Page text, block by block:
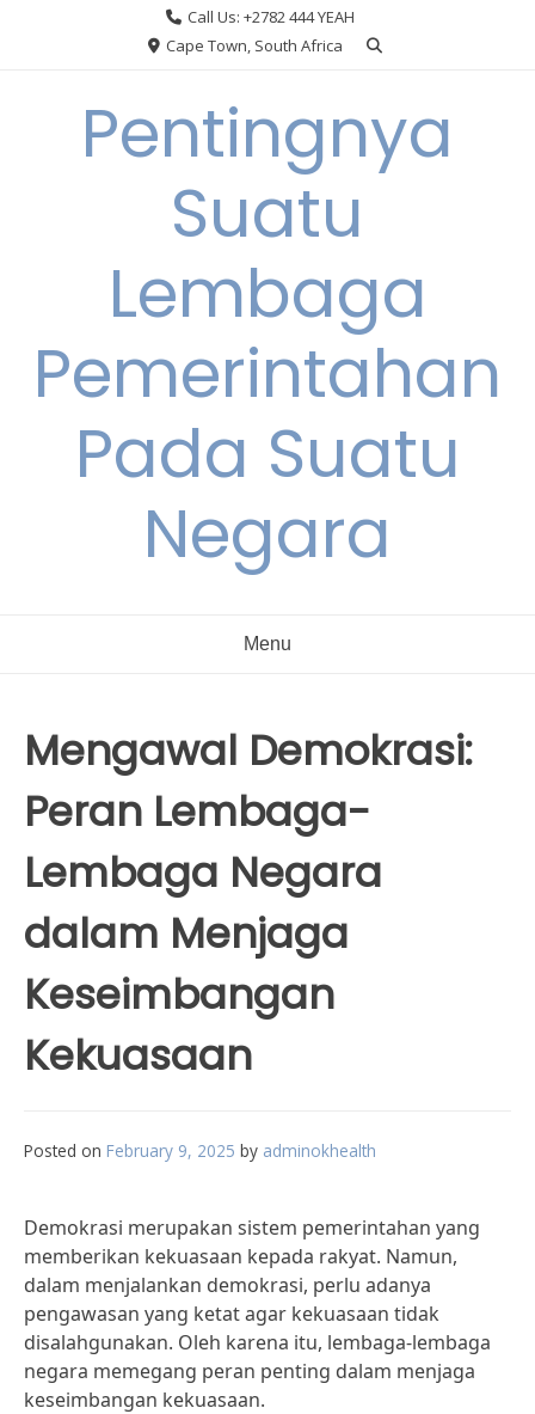
Call Us: +2782 444 YEAH
Cape Town, South Africa
Pentingnya
Suatu
Lembaga
Pemerintahan
Pada Suatu
Negara
Menu
Mengawal Demokrasi:
Peran Lembaga-
Lembaga Negara
dalam Menjaga
Keseimbangan
Kekuasaan
Posted on February 9, 2025 by adminokhealth
Demokrasi merupakan sistem pemerintahan yang
memberikan kekuasaan kepada rakyat. Namun,
dalam menjalankan demokrasi, perlu adanya
pengawasan yang ketat agar kekuasaan tidak
disalahgunakan. Oleh karena itu, lembaga-lembaga
negara memegang peran penting dalam menjaga
keseimbangan kekuasaan.